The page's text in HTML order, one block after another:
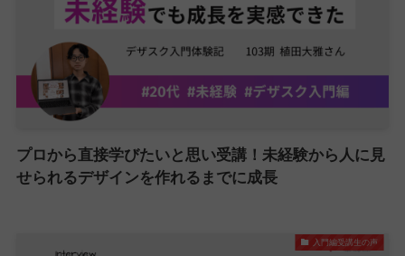
プロから直接学びたいと思い受講！未経験から人に見
せられるデザインを作れるまでに成長
入門編受講生の声